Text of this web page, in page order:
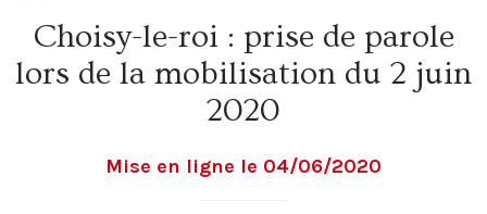
Choisy-le-roi : prise de parole
lors de la mobilisation du 2 juin
2020
Mise en ligne le 04/06/2020